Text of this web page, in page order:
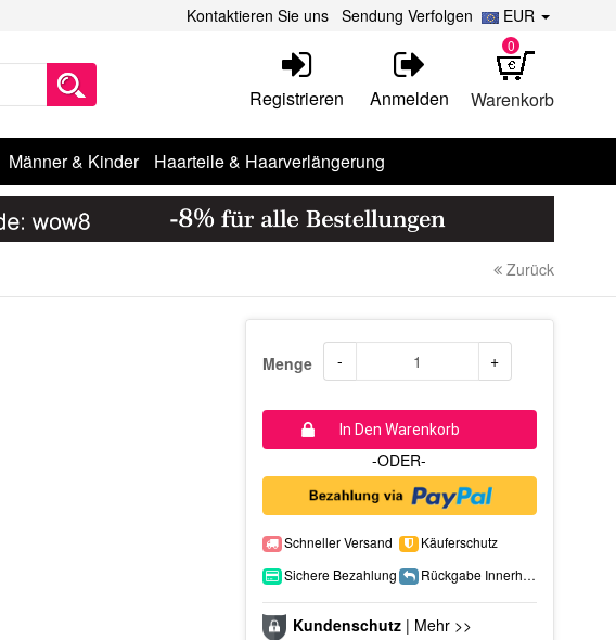
EUR
Kontaktieren Sie uns Sendung Verfolgen
Warenkorb
0
Registrieren Anmelden
Männer & Kinder Haarteile & Haarverlängerung
Zurück
Menge - +
In Den Warenkorb
-ODER-
Schneller Versand
Käuferschutz
Sichere Bezahlung
Rückgabe Innerhalb 15 Tage
Kundenschutz| Mehr >>